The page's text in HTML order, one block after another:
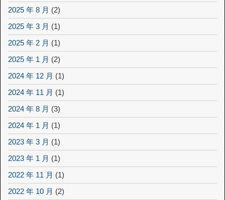
2025 年 8 月 (2)
2025 年 3 月 (1)
2025 年 2 月 (1)
2025 年 1 月 (2)
2024 年 12 月 (1)
2024 年 11 月 (1)
2024 年 8 月 (3)
2024 年 1 月 (1)
2023 年 3 月 (1)
2023 年 1 月 (1)
2022 年 11 月 (1)
2022 年 10 月 (2)